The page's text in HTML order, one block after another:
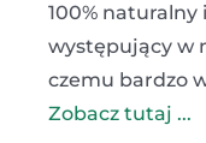
100% naturalny
występujący w
czemu bardzo
Zobacz tutaj ...